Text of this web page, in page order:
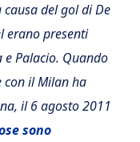
del gol di De
erano presenti
e Palacio. Quando
il Milan ha
il 6 agosto 2011
sono